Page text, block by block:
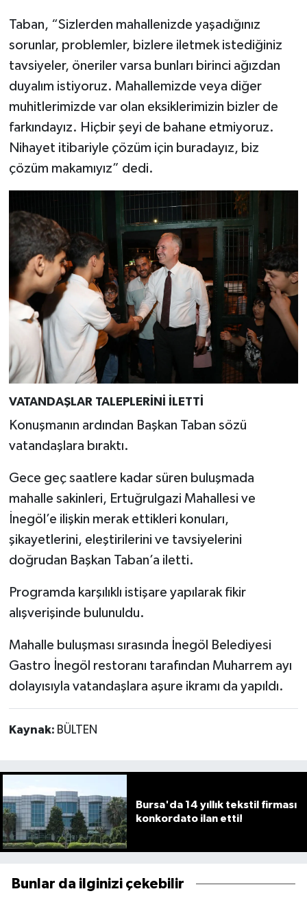
Taban, “Sizlerden mahallenizde yaşadığınız
sorunlar, problemler, bizlere iletmek istediğiniz
tavsiyeler, öneriler varsa bunları birinci ağızdan
duyalım istiyoruz. Mahallemizde veya diğer
muhitlerimizde var olan eksiklerimizin bizler de
farkındayız. Hiçbir şeyi de bahane etmiyoruz.
Nihayet itibariyle çözüm için buradayız, biz
çözüm makamıyız” dedi.
VATANDAŞLAR TALEPLERİNİ İLETTİ
Konuşmanın ardından Başkan Taban sözü
vatandaşlara bıraktı.
Gece geç saatlere kadar süren buluşmada
mahalle sakinleri, Ertuğrulgazi Mahallesi ve
İnegöl’e ilişkin merak ettikleri konuları,
şikayetlerini, eleştirilerini ve tavsiyelerini
doğrudan Başkan Taban’a iletti.
Programda karşılıklı istişare yapılarak fikir
alışverişinde bulunuldu.
Mahalle buluşması sırasında İnegöl Belediyesi
Gastro İnegöl restoranı tarafından Muharrem ayı
dolayısıyla vatandaşlara aşure ikramı da yapıldı.
Kaynak: BÜLTEN
Bursa'da 14 yıllık tekstil firması
konkordato ilan etti!
Bunlar da ilginizi çekebilir